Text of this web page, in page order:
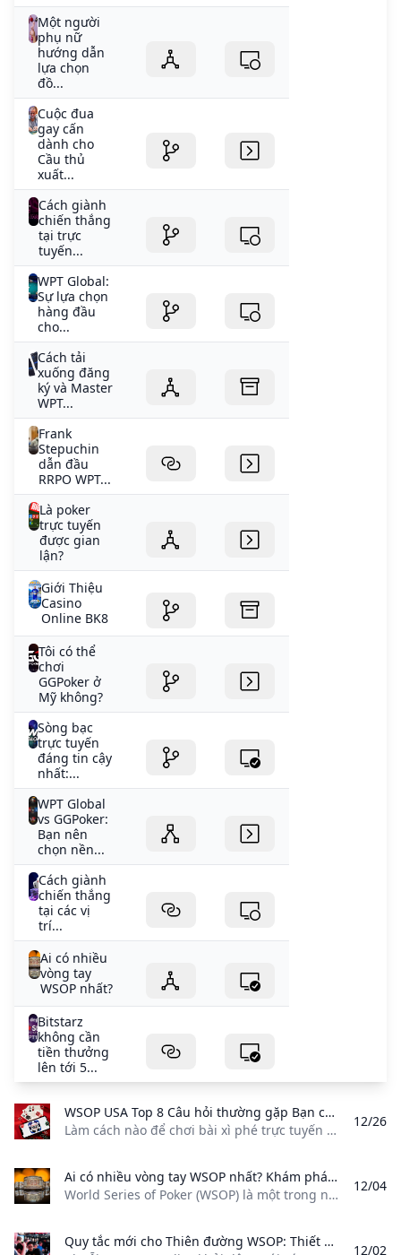
Một người
phụ nữ
hướng dẫn
lựa chọn
đồ...
Cuộc đua
gay cấn
dành cho
Cầu thủ
xuất...
Cách giành
chiến thắng
tại trực
tuyến...
WPT Global:
Sự lựa chọn
hàng đầu
cho...
Cách tải
xuống đăng
ký và Master
WPT...
Frank
Stepuchin
dẫn đầu
RRPO WPT...
Là poker
trực tuyến
được gian
lận?
Giới Thiệu
Casino
Online BK8
Tôi có thể
chơi
GGPoker ở
Mỹ không?
Sòng bạc
trực tuyến
đáng tin cậy
nhất:...
WPT Global
vs GGPoker:
Bạn nên
chọn nền...
Cách giành
chiến thắng
tại các vị
trí...
Ai có nhiều
vòng tay
WSOP nhất?
Bitstarz
không cần
tiền thưởng
lên tới 5...
WSOP USA Top 8 Câu hỏi thường gặp Bạn có thể chơi bài xì phé trực tuyến tại Hoa Kỳ thông qua WSOP.com trang web này là hợp pháp ở Nevada New Jersey Michigan và Pennsylvania.
Làm cách nào để chơi bài xì phé trực tuyến trên WSOP? Bạn có thể chơi bài xì phé trực tuyến tại Hoa Kỳ thông qua trang web này là hợp pháp ở Nevada, New Jersey, Michigan và Pennsylvania. Có phải là hợp pháp ở Mỹ không? Có. Ở mỗi tiểu bang, nó có giấy phép thích hợp để vận hành poker trực tuyến tiền thật từ ban quản lý của tiểu bang và phải tuân theo các quy tắc và quy định nghiêm ngặt.
12/26
Ai có nhiều vòng tay WSOP nhất? Khám phá xem ai nắm giữ nhiều vòng tay WSOP nhất bao gồm cả huyền thoại poker như Phil Hellmuth và khám phá sự nghiệp của những tên tuổi lớn nhất trong trò chơi. Tìm hiểu về thành tích của họ và tìm ra ai có thể thách thức kỷ lục đáng kinh ngạc của Hellmuth.
World Series of Poker (WSOP) là một trong những giải đấu poker uy tín nhất trên thế giới và việc giành được một chiếc vòng tay là một trong những vinh dự cao nhất mà người chơi poker có thể đạt được. Với nhiều sự kiện được tổ chức hàng năm, sự cạnh tranh dành cho những chiếc vòng tay đáng thèm muốn này rất khốc liệt. Nhưng trong số tất cả những người chơi đã giành được vòng tay WSOP, có một người chơi vượt trội hơn những người còn lại.
12/04
Quy tắc mới cho Thiên đường WSOP: Thiết bị điện tử và Hỗ trợ theo thời gian thực Sê-ri WSOP Paradise 2024 giới thiệu các quy tắc mới liên quan đến các thiết bị điện tử trên bàn nhằm ngăn chặn gian lận. Người chơi và khán giả sẽ bị cấm sử dụng các thiết bị điện tử và hỗ trợ thời gian thực trong khi thi đấu. Tìm hiểu thêm về những thay đổi quy tắc cho sự kiện thú vị này.
12/02